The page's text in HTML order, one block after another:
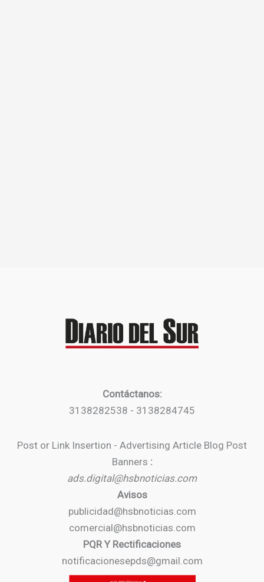
Contáctanos:
3138282538 - 3138284745
Post or Link Insertion - Advertising Article Blog Post
Banners :
ads.digital@hsbnoticias.com
Avisos
publicidad@hsbnoticias.com
comercial@hsbnoticias.com
PQR Y Rectificaciones
notificacionesepds@gmail.com